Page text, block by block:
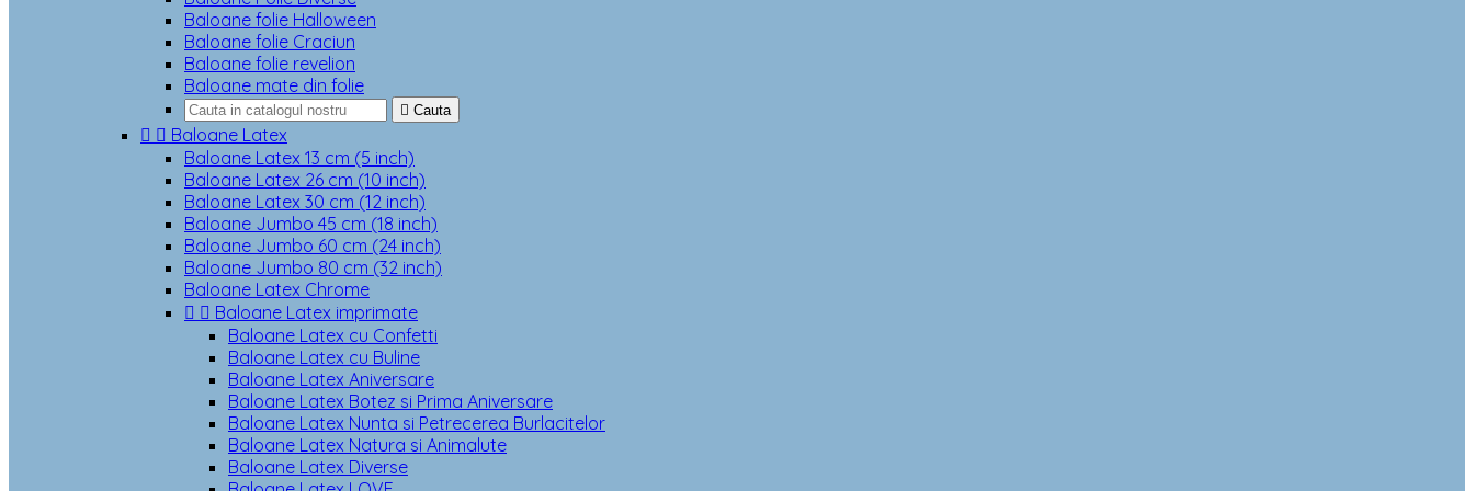
Baloane folie Halloween
Baloane folie Craciun
Baloane folie revelion
Baloane mate din folie
 Cauta
  Baloane Latex
Baloane Latex 13 cm (5 inch)
Baloane Latex 26 cm (10 inch)
Baloane Latex 30 cm (12 inch)
Baloane Jumbo 45 cm (18 inch)
Baloane Jumbo 60 cm (24 inch)
Baloane Jumbo 80 cm (32 inch)
Baloane Latex Chrome
  Baloane Latex imprimate
Baloane Latex cu Confetti
Baloane Latex cu Buline
Baloane Latex Aniversare
Baloane Latex Botez si Prima Aniversare
Baloane Latex Nunta si Petrecerea Burlacitelor
Baloane Latex Natura si Animalute
Baloane Latex Diverse